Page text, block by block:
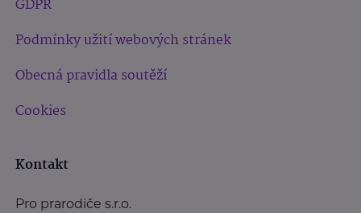
GDPR
Podmínky užití webových stránek
Obecná pravidla soutěží
Cookies
Kontakt
Pro prarodiče s.r.o.